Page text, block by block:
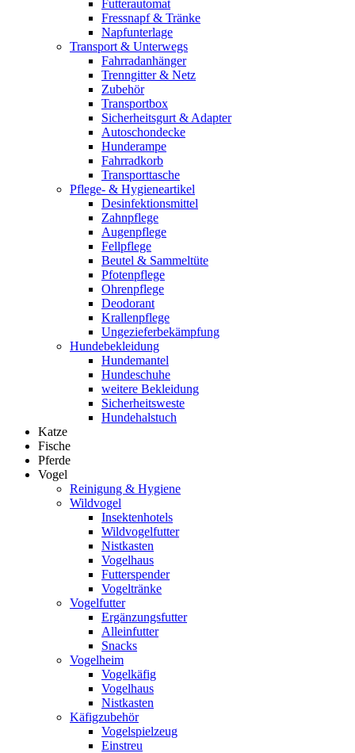
Futterautomat
Fressnapf & Tränke
Napfunterlage
Transport & Unterwegs
Fahrradanhänger
Trenngitter & Netz
Zubehör
Transportbox
Sicherheitsgurt & Adapter
Autoschondecke
Hunderampe
Fahrradkorb
Transporttasche
Pflege- & Hygieneartikel
Desinfektionsmittel
Zahnpflege
Augenpflege
Fellpflege
Beutel & Sammeltüte
Pfotenpflege
Ohrenpflege
Deodorant
Krallenpflege
Ungezieferbekämpfung
Hundebekleidung
Hundemantel
Hundeschuhe
weitere Bekleidung
Sicherheitsweste
Hundehalstuch
Katze
Fische
Pferde
Vogel
Reinigung & Hygiene
Wildvogel
Insektenhotels
Wildvogelfutter
Nistkasten
Vogelhaus
Futterspender
Vogeltränke
Vogelfutter
Ergänzungsfutter
Alleinfutter
Snacks
Vogelheim
Vogelkäfig
Vogelhaus
Nistkasten
Käfigzubehör
Vogelspielzeug
Einstreu